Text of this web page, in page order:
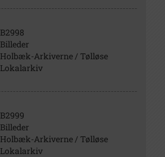
B2998
Billeder
Holbæk-Arkiverne / Tølløse
Lokalarkiv
B2999
Billeder
Holbæk-Arkiverne / Tølløse
Lokalarkiv